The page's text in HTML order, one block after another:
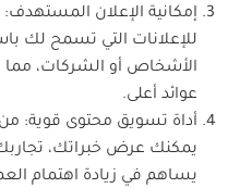
إمكانية الإعلان
للإعلانات التي تسمح لك
الأشخاص أو الشركات،
عوائد أعلى.
أداة تسويق محتوى قوية:
يمكنك عرض خبراتك،
يساهم في زيادة اهتمام